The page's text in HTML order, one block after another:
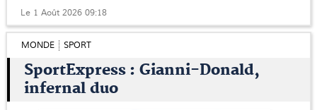
Le 1 Août 2026 09:18
MONDE SPORT
SportExpress : Gianni-Donald,
infernal duo